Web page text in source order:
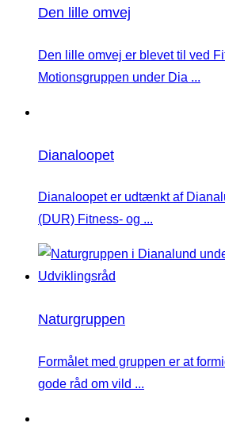
Den lille omvej
Den lille omvej er blevet til ved
Motionsgruppen under Dia ...
Dianaloopet
Dianaloopet er udtænkt af
(DUR) Fitness- og ...
Naturgruppen
Formålet med gruppen er at
gode råd om vild ...